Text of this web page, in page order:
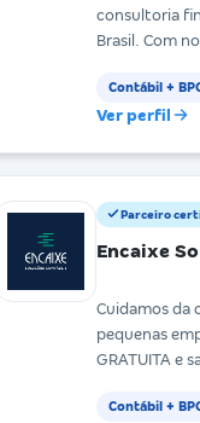
consultoria
Brasil. Com
Contábil +
Ver perfil
Parceiro
Encaixe
Cuidamos da
pequenas empresas. Agende
GRATUITA e saiba mais como podemos contribuir para
Contábil +